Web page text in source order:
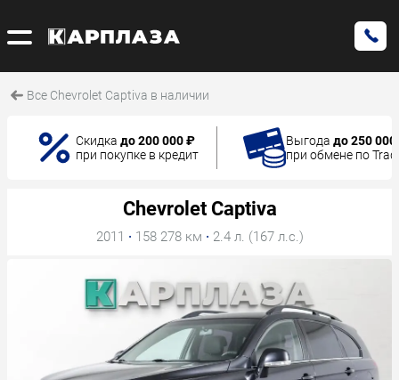
Все Chevrolet Captiva в наличии
Скидка до 200 000 ₽
при покупке в кредит
Выгода до 250
при обмене по
Chevrolet Captiva
2011 · 158 278 км · 2.4 л. (167 л.с.)